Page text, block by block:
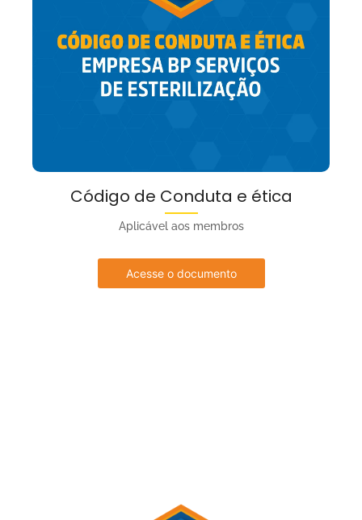
Código de Conduta e ética
Aplicável aos membros
Acesse o documento